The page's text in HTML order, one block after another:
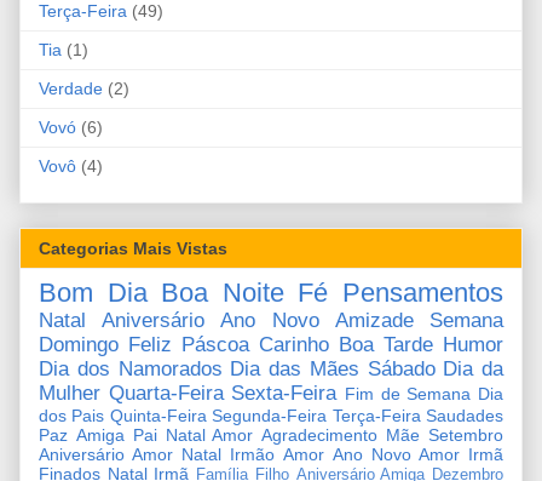
Terça-Feira (49)
Tia (1)
Verdade (2)
Vovó (6)
Vovô (4)
Categorias Mais Vistas
Bom Dia Boa Noite Fé Pensamentos
Natal Aniversário Ano Novo Amizade
Semana
Domingo Feliz Páscoa Carinho Boa Tarde Humor
Dia dos Namorados Dia das Mães Sábado Dia da
Mulher Quarta-Feira Sexta-Feira Fim de Semana Dia
dos Pais Quinta-Feira Segunda-Feira Terça-Feira Saudades
Paz Amiga Pai Natal Amor Agradecimento Mãe Setembro
Aniversário Amor Natal Irmão Amor Ano Novo Amor Irmã
Finados Natal Irmã Família Filho Aniversário Amiga Dezembro